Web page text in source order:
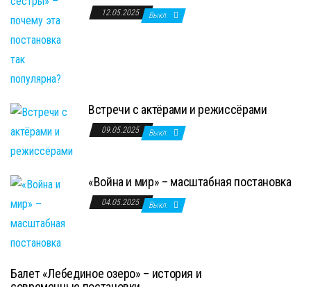
12.05.2025 Выкл.
Встречи с актёрами и режиссёрами
09.05.2025 Выкл.
«Война и мир» – масштабная постановка
04.05.2025 Выкл.
Балет «Лебединое озеро» – история и